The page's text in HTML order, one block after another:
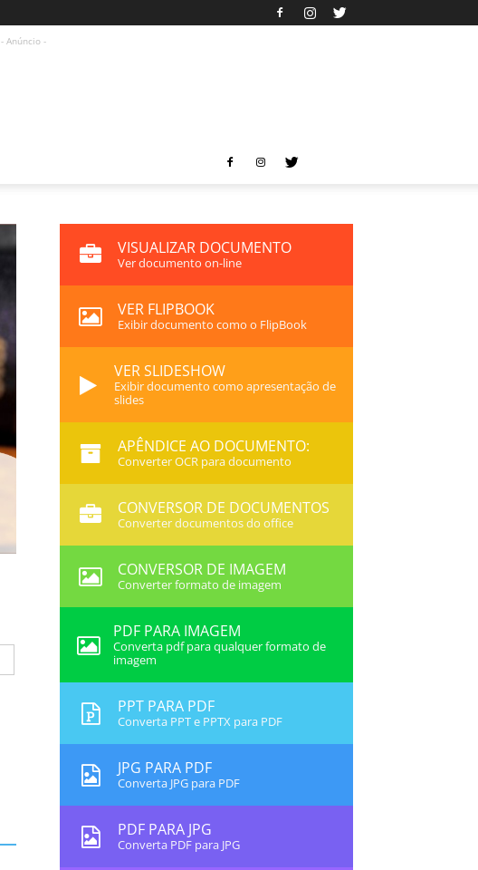
- Anúncio -
VISUALIZAR DOCUMENTO
Ver documento on-line
VER FLIPBOOK
Exibir documento como o FlipBook
VER SLIDESHOW
Exibir documento como apresentação de
slides
APÊNDICE AO DOCUMENTO:
Converter OCR para documento
CONVERSOR DE DOCUMENTOS
Converter documentos do office
CONVERSOR DE IMAGEM
Converter formato de imagem
PDF PARA IMAGEM
Converta pdf para qualquer formato de
imagem
PPT PARA PDF
Converta PPT e PPTX para PDF
JPG PARA PDF
Converta JPG para PDF
PDF PARA JPG
Converta PDF para JPG